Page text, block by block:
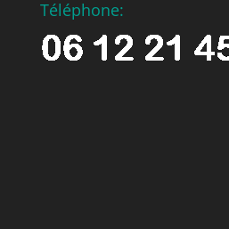
Téléphone: